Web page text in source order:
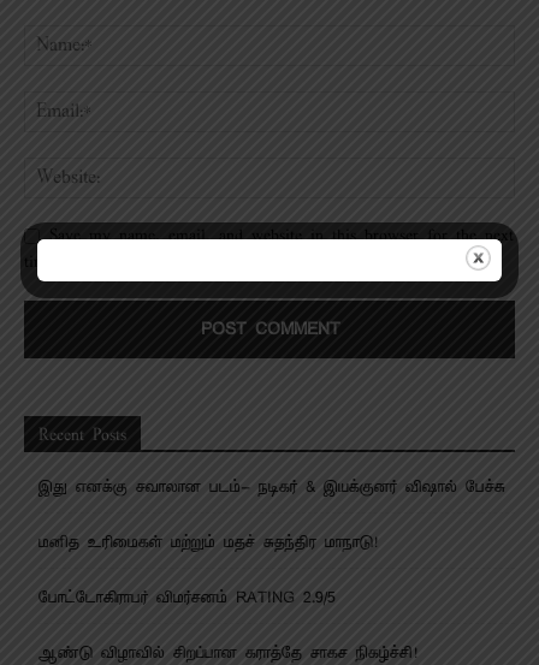
Save my name, email, and website in this browser for the next
time I comment.
Recent Posts
இது எனக்கு சவாலான படம்- நடிகர் & இயக்குனர் விஷால் பேச்சு
மனித உரிமைகள் மற்றும் மதச் சுதந்திர மாநாடு!
போட்டோகிராபர் விமர்சனம் RATING 2.9/5
ஆண்டு விழாவில் சிறப்பான கராத்தே சாகச நிகழ்ச்சி!